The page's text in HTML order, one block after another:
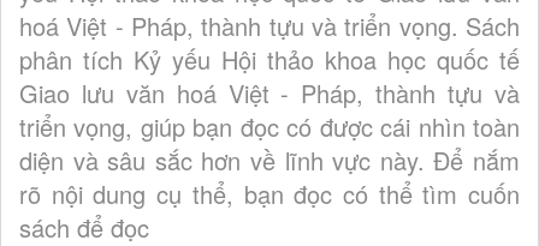
hoá Việt - Pháp, thành tựu và triển vọng. Sách
phân tích Kỷ yếu Hội thảo khoa học quốc tế
Giao lưu văn hoá Việt - Pháp, thành tựu và
triển vọng, giúp bạn đọc có được cái nhìn toàn
diện và sâu sắc hơn về lĩnh vực này. Để nắm
rõ nội dung cụ thể, bạn đọc có thể tìm cuốn
sách để đọc